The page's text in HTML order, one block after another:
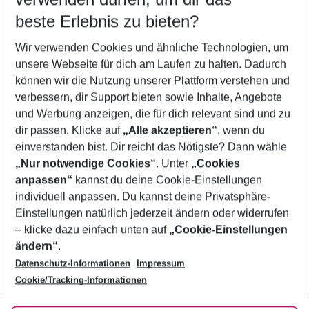
5-8 Nächte
2 Erwachsene Keine Kinder
Mehr Filter anzeigen
Footer
Footer navigation
Über uns
AGB
Bestpreisgarantie
Cookie-Einstellungen ändern
Cookie-Richtlinie
Agenturbetreuung
Barrierefreies Reisen
Folge uns
beste Erlebnis zu bieten?
Wir verwenden Cookies und ähnliche Technologien, um
unsere Webseite für dich am Laufen zu halten. Dadurch
können wir die Nutzung unserer Plattform verstehen und
verbessern, dir Support bieten sowie Inhalte, Angebote
und Werbung anzeigen, die für dich relevant sind und zu
dir passen. Klicke auf „Alle akzeptieren“, wenn du
einverstanden bist. Dir reicht das Nötigste? Dann wähle
„Nur notwendige Cookies“. Unter „Cookies
anpassen“ kannst du deine Cookie-Einstellungen
individuell anpassen. Du kannst deine Privatsphäre-
Einstellungen natürlich jederzeit ändern oder widerrufen
– klicke dazu einfach unten auf „Cookie-Einstellungen
ändern“.
Datenschutz-Informationen
Impressum
Cookie/Tracking-Informationen